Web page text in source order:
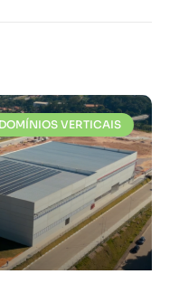
VERTICAIS